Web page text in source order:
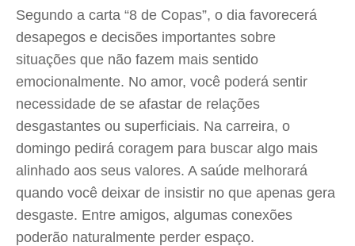
Segundo a carta “8 de Copas”, o dia favorecerá
desapegos e decisões importantes sobre
situações que não fazem mais sentido
emocionalmente. No amor, você poderá sentir
necessidade de se afastar de relações
desgastantes ou superficiais. Na carreira, o
domingo pedirá coragem para buscar algo mais
alinhado aos seus valores. A saúde melhorará
quando você deixar de insistir no que apenas gera
desgaste. Entre amigos, algumas conexões
poderão naturalmente perder espaço.